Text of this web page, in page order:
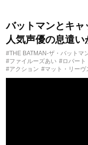
バットマンとキャ
人気声優の息遣
#THE BATMAN-ザ・バットマ
#ファイルーズあい #ロバート
#アクション #マット・リーヴ